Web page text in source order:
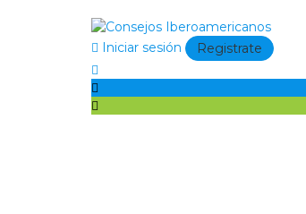
Iniciar sesión Registrate